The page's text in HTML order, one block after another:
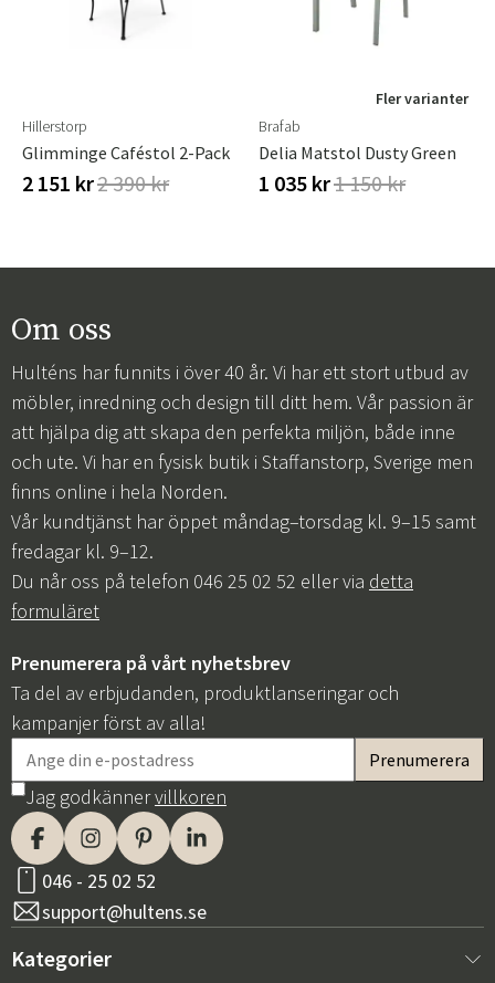
Hillerstorp
Glimminge Caféstol 2-Pack
2 151 kr2 390 kr
Fler varianter
Brafab
Delia Matstol Dusty Green
1 035 kr1 150 kr
Om oss
Hulténs har funnits i över 40 år. Vi har ett stort utbud av
möbler, inredning och design till ditt hem. Vår passion är
att hjälpa dig att skapa den perfekta miljön, både inne
och ute. Vi har en fysisk butik i Staffanstorp, Sverige men
finns online i hela Norden.
Vår kundtjänst har öppet måndag–torsdag kl. 9–15 samt
fredagar kl. 9–12.
Du når oss på telefon 046 25 02 52 eller via detta
formuläret
Prenumerera på vårt nyhetsbrev
Ta del av erbjudanden, produktlanseringar och
kampanjer först av alla!
Jag godkännervillkoren
046 - 25 02 52
support@hultens.se
Kategorier